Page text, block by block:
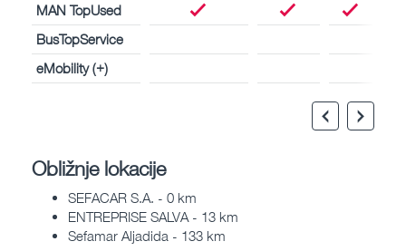
MAN TopUsed
BusTopService
eMobility (+)
Obližnje lokacije
SEFACAR S.A. - 0 km
ENTREPRISE SALVA - 13 km
Sefamar Aljadida - 133 km